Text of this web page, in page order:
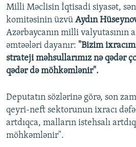
Milli Məclisin İqtisadi siyasət,
komitəsinin üzvü Aydın
Azərbaycanın milli valyutasının
əmtəələri dayanır: "Bizim
strateji məhsullarımız nə qədər
qədər də möhkəmlənir".
Deputatın sözlərinə görə, son
qeyri-neft sektorunun ixracı
artdıqca, malların istehsalı
möhkəmlənir".